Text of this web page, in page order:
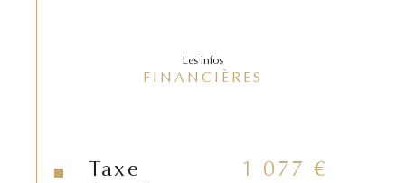
Les infos
FINANCIÈRES
Taxe
1 077 €